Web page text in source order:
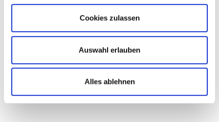
Cookies zulassen
Auswahl erlauben
Alles ablehnen
Fietes Milch-Treff
sind, bieten wir ihnenweiter Begleitung und
Beratung in unserer offenen Elterngruppe
“Fietes Milch-Treff”